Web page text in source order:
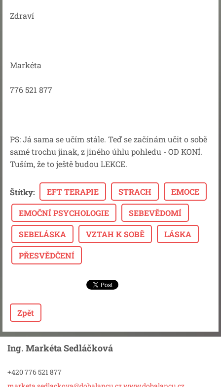
Zdraví
Markéta
776 521 877
PS: Já sama se učím stále. Teď se začínám učit o sobě
samé trochu jinak, z jiného úhlu pohledu - OD KONÍ.
Tuším, že to ještě budou LEKCE.
Štítky: EFT TERAPIE STRACH EMOCE
EMOČNÍ PSYCHOLOGIE SEBEVĚDOMÍ
SEBELÁSKA VZTAH K SOBĚ LÁSKA
PŘESVĚDČENÍ
Zpět
Ing. Markéta Sedláčková
+420 776 521 877